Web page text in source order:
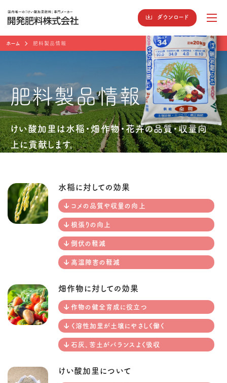
ダウンロード
ホーム 肥料製品情報
肥料製品情報
けい酸加里は水稲・畑作物・花卉の品質・収量向
上に貢献します。
水稲に対しての効果
コメの品質や収量の向上
根張りの向上
倒伏の軽減
高温障害の軽減
畑作物に対しての効果
作物の健全育成に役立つ
く溶性加里が土壌にやさしく働く
石灰、苦土がバランスよく吸収
けい酸加里について